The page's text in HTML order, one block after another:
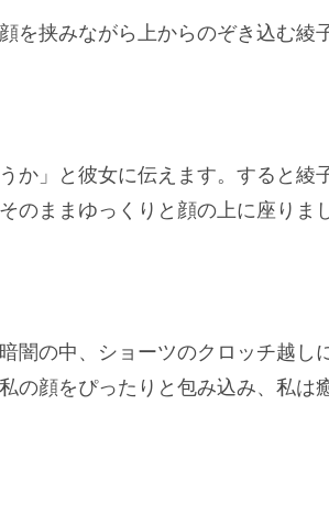
を挟みながら上からのぞき込む綾
か」と彼女に伝えます。すると綾
のままゆっくりと顔の上に座りま
闇の中、ショーツのクロッチ越し
の顔をぴったりと包み込み、私は